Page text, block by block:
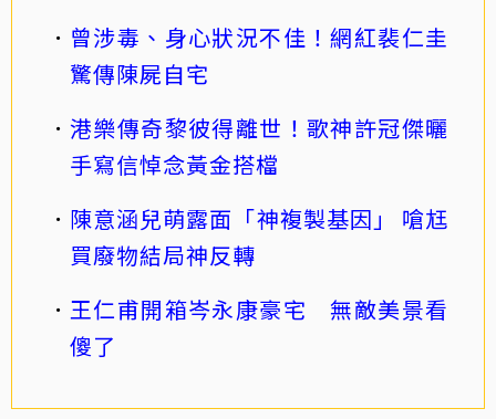
曾涉毒、身心狀況不佳！網紅裴仁圭
驚傳陳屍自宅
港樂傳奇黎彼得離世！歌神許冠傑曬
手寫信悼念黃金搭檔
陳意涵兒萌露面「神複製基因」 嗆尪
買廢物結局神反轉
王仁甫開箱岑永康豪宅 無敵美景看
傻了